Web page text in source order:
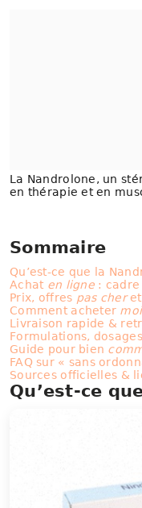
La Nandrolone, un
en thérapie et en
Sommaire
Qu’est-ce que la
Achat en ligne: cadre
Prix, offres pas cheret
Comment acheter
Livraison rapide &
Formulations,
Guide pour bien
FAQ sur « sans
Sources officielles &
Qu’est-ce